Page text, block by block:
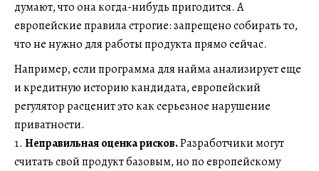
думают, что она когда-нибудь пригодится. А
европейские правила строгие: запрещено собирать то,
что не нужно для работы продукта прямо сейчас.
Например, если программа для найма анализирует еще
и кредитную историю кандидата, европейский
регулятор расценит это как серьезное нарушение
приватности.
Неправильная оценка рисков.Разработчики могут
считать свой продукт базовым, но по европейскому